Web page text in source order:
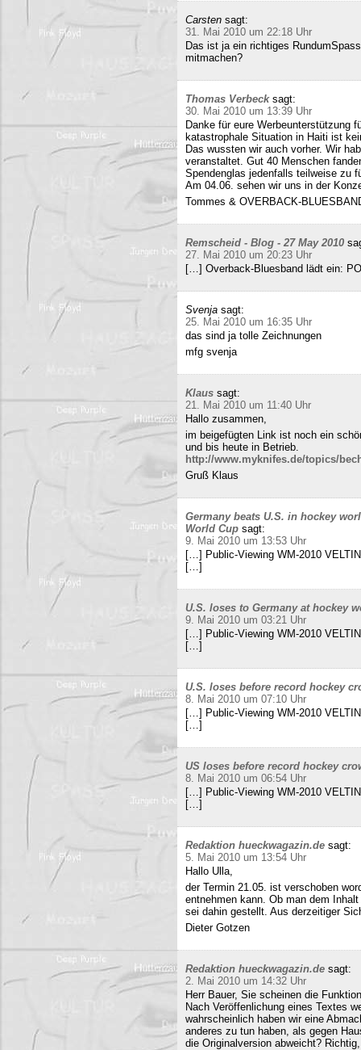
Carsten sagt:
31. Mai 2010 um 22:18 Uhr
Das ist ja ein richtiges
mitmachen?
Thomas Verbeck sagt:
30. Mai 2010 um 13:39 Uhr
Danke für eure Werbeunterstützung
katastrophale Situation in Haiti ist
Das wussten wir auch vorher. Wir
veranstaltet. Gut 40 Menschen
Spendenglas jedenfalls teilweise zu
Am 04.06. sehen wir uns in der
Tommes & OVERBACK-
Remscheid - Blog - 27 May 2010
27. Mai 2010 um 20:23 Uhr
[…] Overback-Bluesband lädt ein:
Svenja sagt:
25. Mai 2010 um 16:35 Uhr
das sind ja tolle Zeichnungen
mfg svenja
Klaus sagt:
21. Mai 2010 um 11:40 Uhr
Hallo zusammen,
im beigefügten Link ist noch ein
und bis heute in Betrieb.
http://www.myknifes.de/topics/
Gruß Klaus
Germany beats U.S. in hockey
World Cup sagt:
9. Mai 2010 um 13:53 Uhr
[…] Public-Viewing WM-2010
[…]
U.S. loses to Germany at hockey
9. Mai 2010 um 03:21 Uhr
[…] Public-Viewing WM-2010
[…]
U.S. loses before record hockey
8. Mai 2010 um 07:10 Uhr
[…] Public-Viewing WM-2010
[…]
US loses before record hockey
8. Mai 2010 um 06:54 Uhr
[…] Public-Viewing WM-2010
[…]
Redaktion hueckwagazin.de sagt:
5. Mai 2010 um 13:54 Uhr
Hallo Ulla,
der Termin 21.05. ist verschoben
entnehmen kann. Ob man dem
sei dahin gestellt. Aus derzeitiger
Dieter Gotzen
Redaktion hueckwagazin.de sagt:
2. Mai 2010 um 14:32 Uhr
Herr Bauer, Sie scheinen die
Nach Veröffenlichung eines Textes
wahrscheinlich haben wir eine
anderes zu tun haben, als gegen
die Originalversion abweicht?